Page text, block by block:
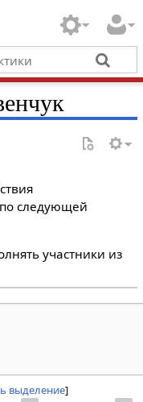
следующей
участники из
выделение